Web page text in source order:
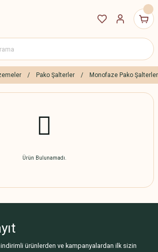
Pako Şalterler Monofaze Pako Şalterler
Ürün Bulunamadı.
ürünlerden ve kampanyalardan ilk sizin